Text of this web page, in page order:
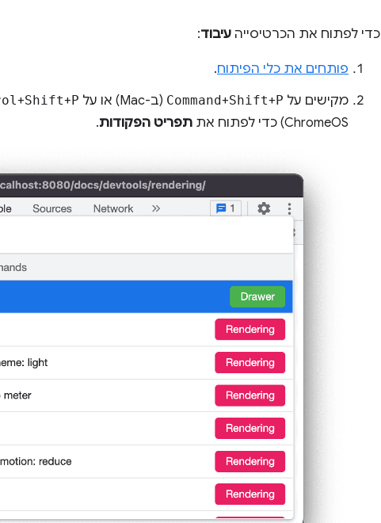
כדי לפתוח את הכרטיסייה עיבוד:
פותחים את כלי הפיתוח.
מקישים על
Command+Shift+P (ב-Mac) או על +Shift+P
ChromeOS) כדי לפתוח את
תפריט הפקודות.